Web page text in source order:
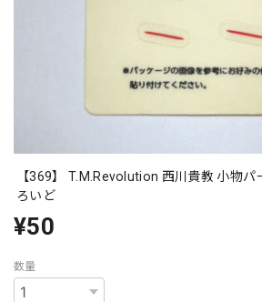
【369】 T.M.Revolution 西川貴教 小物
ろいど
¥50
数量